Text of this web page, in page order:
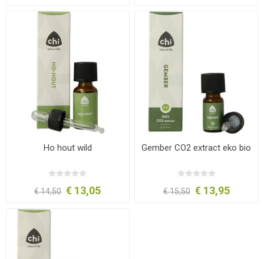
Ho hout wild
€ 14,50 € 13,05
Gember CO2 extract eko bio
€ 15,50 € 13,95